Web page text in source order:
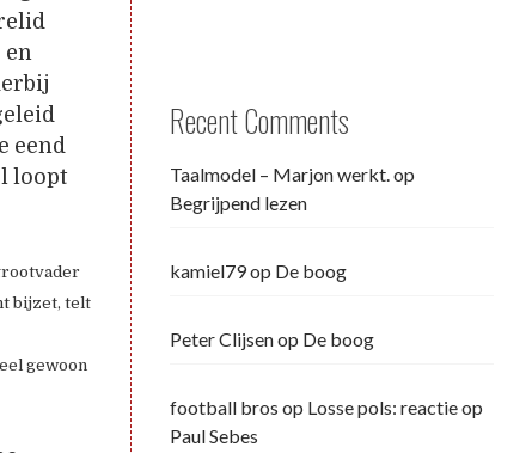
en
eend
loopt
bijzet, telt
gewoon
Recent Comments
Taalmodel – Marjon werkt.op
Begrijpend lezen
kamiel79op De boog
Peter Clijsenop De boog
football bros op Losse pols: reactie op
Paul Sebes